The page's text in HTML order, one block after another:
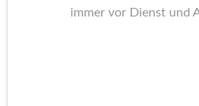
immer vor Dienst und